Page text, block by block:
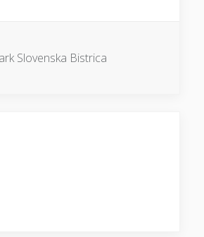
Slovenska Bistrica